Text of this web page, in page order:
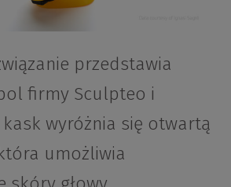
przedstawia
firmy Sculpteo i
kask wyróżnia się otwartą
umożliwia